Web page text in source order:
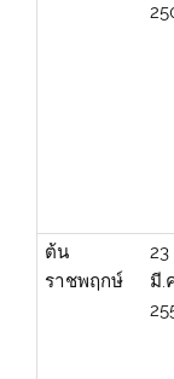
ต้น
ราชพฤกษ์
23
มี.